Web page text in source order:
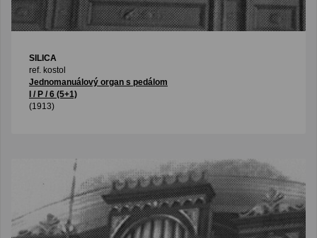
SILICA
ref. kostol
Jednomanuálový organ s pedálom
I / P / 6 (5+1)
(1913)